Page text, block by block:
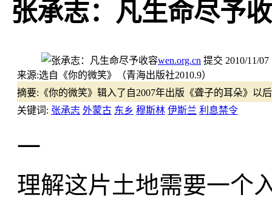
张承志：凡生命尽予
wen.org.cn 提交 2010/11/07
来源:选自《你的微笑》（青海出版社2010.9）
摘要: 《你的微笑》辑入了自2007年出版《聋子的耳朵》以
关键词: 张承志 外蒙古 东乡 穆斯林 伊斯兰 利息禁令
一
理解这片土地需要一个